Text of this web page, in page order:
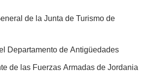
de la Junta de Turismo de
Departamento de Antigüedades
de las Fuerzas Armadas de Jordania